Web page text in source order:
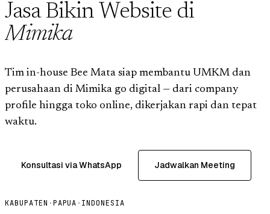
Jasa Bikin Website di
Mimika
Tim in-house Bee Mata siap membantu UMKM dan
perusahaan di Mimika go digital — dari company
profile hingga toko online, dikerjakan rapi dan tepat
waktu.
Konsultasi via WhatsApp Jadwalkan Meeting
KABUPATEN ·PAPUA · INDONESIA